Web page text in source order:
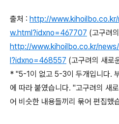
출처 : http://
w.html?idxno=467707 (고구려
http://www.kihoilbo.co.kr/
l?idxno=468557 (고구려의 새로
* "5-1이 없고 5-3이 두개입니다.
에 따라 붙였습니다. "고구려의 새
어 비슷한 내용들끼리 묶어 편집했